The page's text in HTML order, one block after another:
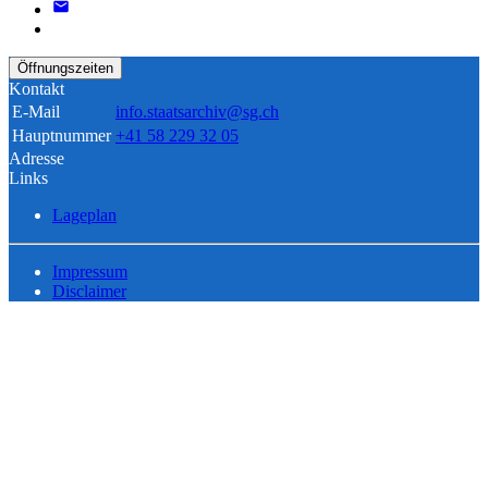
Öffnungszeiten
Kontakt
E-Mail
info.staatsarchiv@sg.ch
Hauptnummer +41 58 229 32 05
Adresse
Links
Lageplan
Impressum
Disclaimer